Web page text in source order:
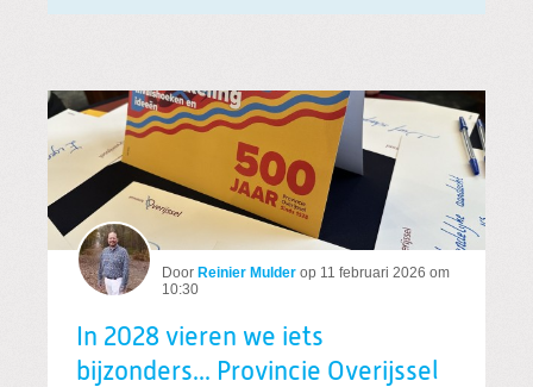
Door Reinier Mulder op 11 februari 2026 om
10:30
In 2028 vieren we iets
bijzonders... Provincie Overijssel